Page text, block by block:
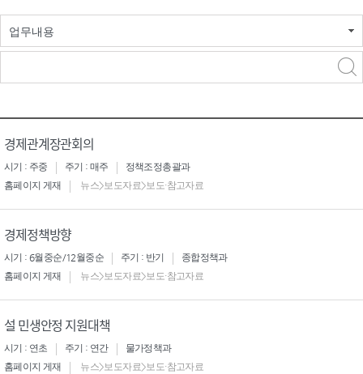
업무내용
경제관계장관회의
시기 : 주중 주기 : 매주
정책조정총괄과
홈페이지 게재
뉴스>보도자료>보도·참고자료
경제정책방향
시기 : 6월중순/12월중순 주기 : 반기
종합정책과
홈페이지 게재
뉴스>보도자료>보도·참고자료
설 민생안정 지원대책
시기 : 연초 주기 : 연간
물가정책과
홈페이지 게재
뉴스>보도자료>보도·참고자료